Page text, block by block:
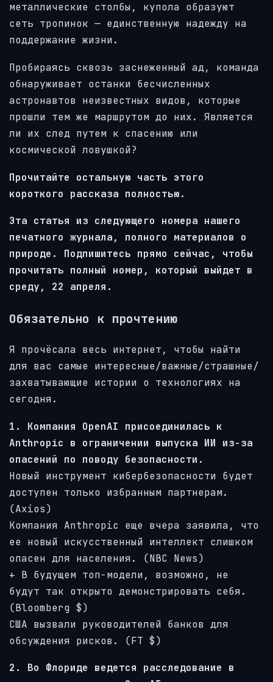
металлические столбы, купола образуют
сеть тропинок — единственную надежду на
поддержание жизни.
Пробираясь сквозь заснеженный ад, команда
обнаруживает останки бесчисленных
астронавтов неизвестных видов, которые
прошли тем же маршрутом до них. Является
ли их след путем к спасению или
космической ловушкой?
Прочитайте остальную часть этого
короткого рассказа полностью.
Эта статья из следующего номера нашего
печатного журнала, полного материалов о
природе. Подпишитесь прямо сейчас, чтобы
прочитать полный номер, который выйдет в
среду, 22 апреля.
Обязательно к прочтению
Я прочёсала весь интернет, чтобы найти
для вас самые интересные/важные/страшные/
захватывающие истории о технологиях на
сегодня.
1. Компания OpenAI присоединилась к
Anthropic в ограничении выпуска ИИ из-за
опасений по поводу безопасности.
Новый инструмент кибербезопасности будет
доступен только избранным партнерам.
(Axios)
Компания Anthropic еще вчера заявила, что
ее новый искусственный интеллект слишком
опасен для населения. (NBC News)
+ В будущем топ-модели, возможно, не
будут так открыто демонстрировать себя.
(Bloomberg $)
США вызвали руководителей банков для
обсуждения рисков. (FT $)
2. Во Флориде ведется расследование в